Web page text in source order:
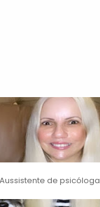
Aussistente de psicóloga